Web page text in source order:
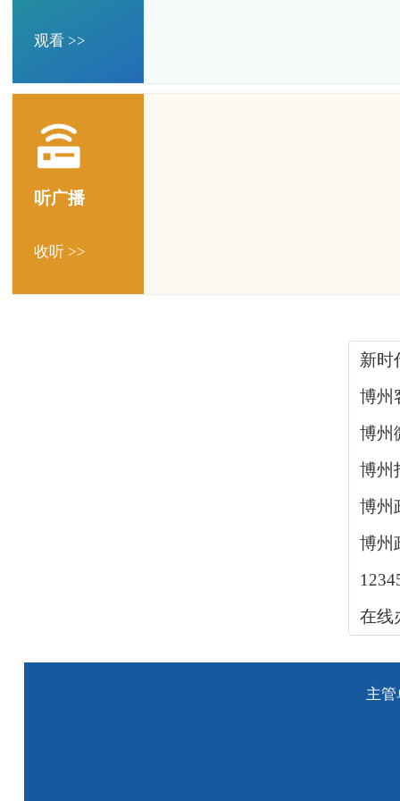
观看 >>
听广播
收听 >>
新时
博州
博州
博州
博州
博州
在线
主